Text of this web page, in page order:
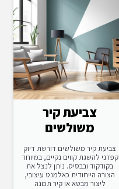
צביעת קיר
משולשים
צביעת קיר משולשים דורשת דיוק
קפדני להשגת קווים נקיים, במיוחד
בקודקוד ובבסיס. ניתן לנצל את
הצורה הייחודית כאלמנט עיצובי,
ליצור מבטא או קיר תכונה